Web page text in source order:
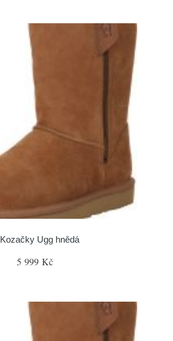
Kozačky Ugg hnědá
5 999 Kč